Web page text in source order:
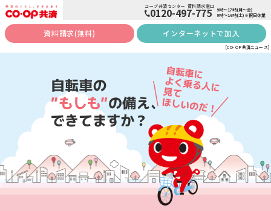
コープ共済センター 資料請求窓口
0120-497-775
9時〜17時(月〜金)
9時〜16時(土)※祝日休業
資料請求(無料) インターネットで加入
[CO･OP共済ニュース]